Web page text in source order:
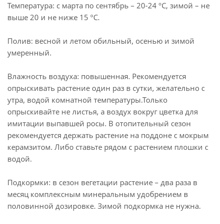
Температура: с марта по сентябрь – 20-24 ºC, зимой – не
выше 20 и не ниже 15 ºC.
Полив: весной и летом обильный, осенью и зимой
умеренный.
Влажность воздуха: повышенная. Рекомендуется
опрыскивать растение один раз в сутки, желательно с
утра, водой комнатной температуры.Только
опрыскивайте не листья, а воздух вокруг цветка для
имитации выпавшей росы. В отопительный сезон
рекомендуется держать растение на поддоне с мокрым
керамзитом. Либо ставьте рядом с растением плошки с
водой.
Подкормки: в сезон вегетации растение – два раза в
месяц комплексным минеральным удобрением в
половинной дозировке. Зимой подкормка не нужна.